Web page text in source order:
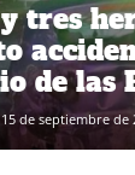
tres
de las
15 de septiembre de